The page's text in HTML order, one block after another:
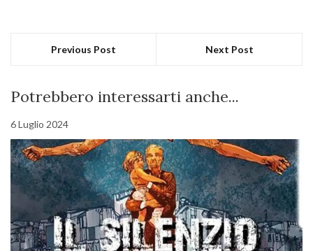
Previous Post Next Post
Potrebbero interessarti anche...
6 Luglio 2024